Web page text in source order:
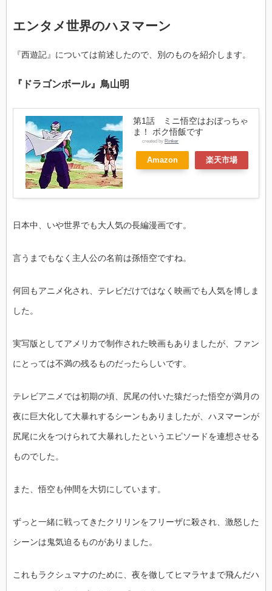
エンタメ世界のハヌマーン
『西遊記』については前述したので、別のものを紹介します。
『ドラゴンボール』鳥山明
第1話 ミニ悟空はおぼっちゃ
ま！ ボク悟飯です
created by Rinker
Amazon 楽天市場
日本中、いや世界でも大人気の長編漫画です。
言うまでもなく主人公の名前は孫悟空ですね。
何回もアニメ化され、テレビだけではなく映画でも人気を博しま
した。
実写版としてアメリカで制作された映画もありましたが、ファン
にとっては不満の残るものだったらしいです。
テレビアニメでは初期の頃、尻尾の付いた猿だった悟空が満月の
夜に巨大化して大暴れするシーンもありましたが、ハヌマーンが
尻尾に火をつけられて大暴れしたというエピソードを連想させる
ものでした。
また、悟空も仲間を大切にしています。
ずっと一緒に戦ってきたクリリンをフリーザに殺され、激怒した
シーンは鬼気迫るものがありました。
これもラクシュマナのために、夜を徹してヒマラヤまで飛んだハ